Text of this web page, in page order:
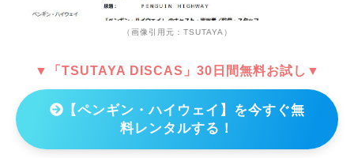
（画像引用元：TSUTAYA）
▼「TSUTAYA DISCAS」30日間無料お試し▼
【ペンギン・ハイウェイ】を今すぐ無
料レンタルする！